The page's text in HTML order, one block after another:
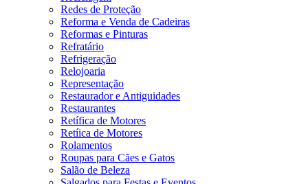
Redes de Proteção
Reforma e Venda de Cadeiras
Reformas e Pinturas
Refratário
Refrigeração
Relojoaria
Representação
Restaurador e Antiguidades
Restaurantes
Retífica de Motores
Retíica de Motores
Rolamentos
Roupas para Cães e Gatos
Salão de Beleza